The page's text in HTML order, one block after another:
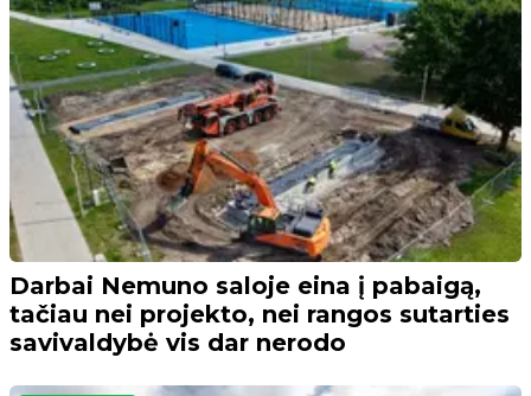
Darbai Nemuno saloje eina į pabaigą,
tačiau nei projekto, nei rangos sutarties
savivaldybė vis dar nerodo